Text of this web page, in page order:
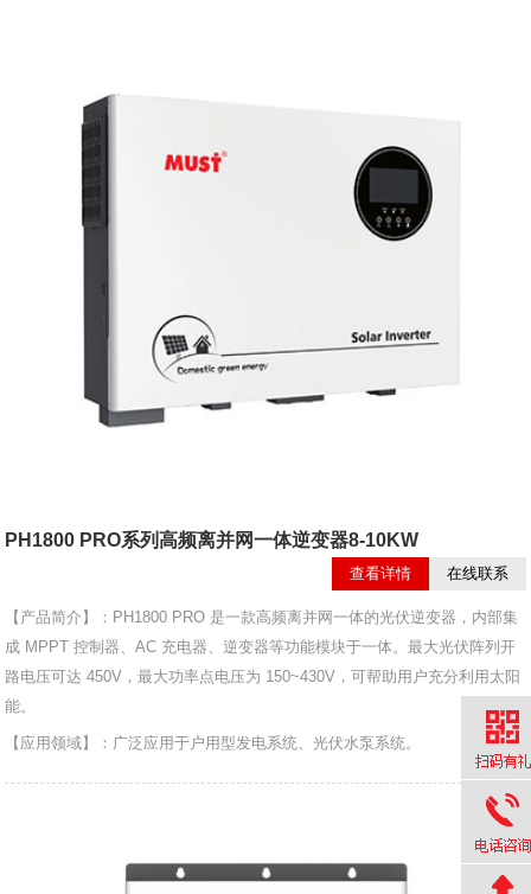
PH1800 PRO系列高频离并网一体逆变器8-10KW
查看详情 在线联系
【产品简介】：PH1800 PRO 是一款高频离并网一体的光伏逆变器，内部集
成 MPPT 控制器、AC 充电器、逆变器等功能模块于一体。最大光伏阵列开
路电压可达 450V，最大功率点电压为 150~430V，可帮助用户充分利用太阳
能。
【应用领域】：广泛应用于户用型发电系统、光伏水泵系统。